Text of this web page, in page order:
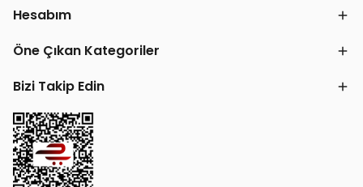
Hesabım
Öne Çıkan Kategoriler
Bizi Takip Edin